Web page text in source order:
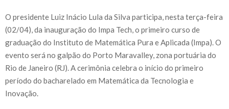
O presidente Luiz Inácio Lula da Silva participa, nesta terça-feira
(02/04), da inauguração do Impa Tech, o primeiro curso de
graduação do Instituto de Matemática Pura e Aplicada (Impa). O
evento será no galpão do Porto Maravalley, zona portuária do
Rio de Janeiro (RJ). A cerimônia celebra o início do primeiro
período do bacharelado em Matemática da Tecnologia e
Inovação.